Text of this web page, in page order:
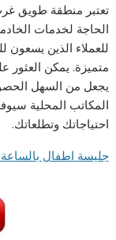
تعتبر منطقة طويق
الحاجة لخدمات
للعملاء الذين
متميزة. يمكن
يجعل من السهل
المكاتب المحلية
احتياجاتك وتطلعاتك.
جليسة اطفال